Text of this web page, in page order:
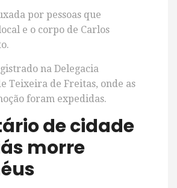
por pessoas que
e o corpo de Carlos
na Delegacia
Teixeira de Freitas, onde as
foram expedidas.
de cidade
morre